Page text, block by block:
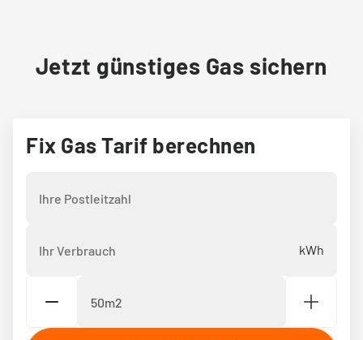
Jetzt günstiges Gas sichern
Fix Gas Tarif berechnen